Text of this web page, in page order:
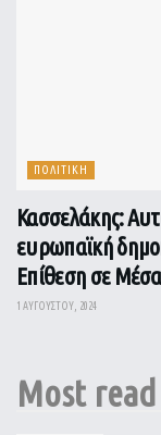
ΠΟΛΙΤΙΚΗ
Κασσελάκης:
ευρωπαϊκή
Επίθεση σε
1 ΑΥΓΟΎΣΤΟΥ, 2024
Most read